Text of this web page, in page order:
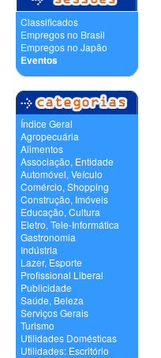
Classificados
Empregos no Brasil
Empregos no Japão
Eventos
Índice Geral
Agropecuária
Alimentos
Associação, Entidade
Automóvel, Veículo
Comércio, Shopping
Construção, Imóveis
Educação, Cultura
Eletro, Tele-Informática
Gastronomia
Indústria
Lazer, Esporte
Profissional Liberal
Publicidade
Saúde, Beleza
Serviços Gerais
Turismo
Utilidades Domésticas
Utilidades: Escritório